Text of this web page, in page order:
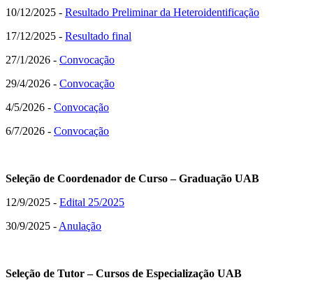
10/12/2025 - Resultado Preliminar da Heteroidentificação
17/12/2025 - Resultado final
27/1/2026 - Convocação
29/4/2026 - Convocação
4/5/2026 - Convocação
6/7/2026 - Convocação
Seleção de Coordenador de Curso–Graduação UAB
12/9/2025 - Edital 25/2025
30/9/2025 - Anulação
Seleção de Tutor–Cursos de Especialização UAB